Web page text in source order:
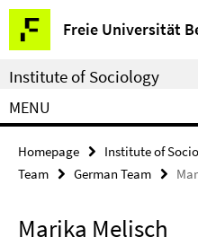
Springe
direkt
zu
Inhalt
Freie Universität
Service
Navigation
Institute of Sociology
MENU
Homepage Institute of
Team
German Team
Marika Melisch